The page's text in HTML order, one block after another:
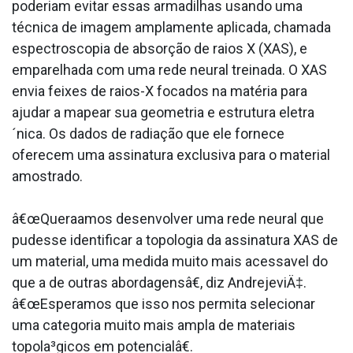
poderiam evitar essas armadilhas usando uma
técnica de imagem amplamente aplicada, chamada
espectroscopia de absorção de raios X (XAS), e
emparelhada com uma rede neural treinada. O XAS
envia feixes de raios-X focados na matéria para
ajudar a mapear sua geometria e estrutura eletra
´nica. Os dados de radiação que ele fornece
oferecem uma assinatura exclusiva para o material
amostrado.
â€œQuera­amos desenvolver uma rede neural que
pudesse identificar a topologia da assinatura XAS de
um material, uma medida muito mais acessa­vel do
que a de outras abordagensâ€, diz AndrejeviÄ‡.
â€œEsperamos que isso nos permita selecionar
uma categoria muito mais ampla de materiais
topola³gicos em potencialâ€.